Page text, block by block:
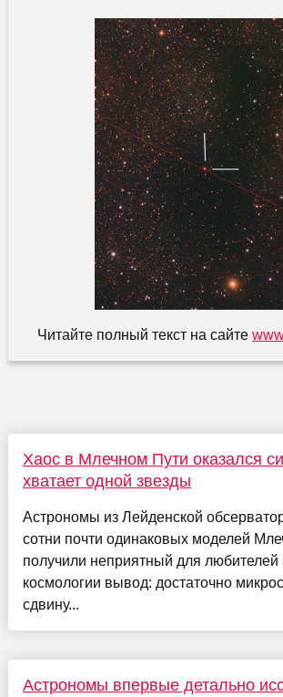
Читайте полный текст на сайте
Хаос в Млечном Пути оказался
хватает одной звезды
Астрономы из Лейденской
сотни почти одинаковых моделей
получили неприятный для любителей
космологии вывод: достаточно
сдвину...
Астрономы впервые детально